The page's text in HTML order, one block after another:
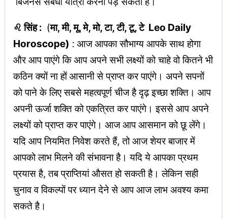
♌ सिंह : (मा, मी, मू, मे, मो, टा, टी, टू, टे Leo Daily
Horoscope) : आज आपका सौभाग्य आपके साथ होगा
और आप पाएंगे कि आप अपने सभी लक्ष्यों को चाहे वो कितने भी
कठिन क्यों ना हों आसानी से प्राप्त कर पाएंगे। अपने सपनों
को पाने के लिए सबसे महत्वपूर्ण चीज है दृढ़ इच्छा शक्ति। आप
अपनी ऊर्जा शक्ति को एकत्रित कर पाएंगे। इससे आप अपने
लक्ष्यों को प्राप्त कर पाएंगे। आज आप आसमान को छू लेंगे।
यदि आप नियमित निवेश करते हैं, तो आज शेयर बाजार में
आपको लाभ मिलने की संभावना है। यदि ये आपका प्रथम
प्रयास है, तब प्राप्तियां औसत हो सकती है। लेकिन सही
चुनाव व विकल्पों पर ध्यान देने से आप आज लाभ अवश्य कमा
सकते है।